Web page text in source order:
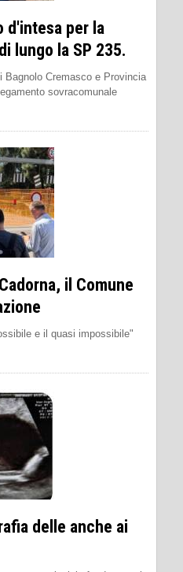
d'intesa per la
lungo la SP 235.
Bagnolo Cremasco e Provincia
sovracomunale
il Comune
e il quasi impossibile"
delle anche ai